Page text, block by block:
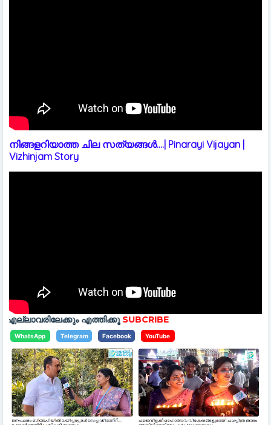
നിങ്ങളറിയാത്ത ചില സത്യങ്ങൾ....| Pinarayi Vijayan |
Vizhinjam Story
എത്തിക്കൂSUBCRIBE
WhatsApp Telegram Facebook YouTube